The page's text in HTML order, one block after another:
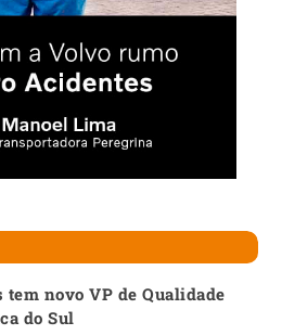
novo VP de Qualidade
do Sul